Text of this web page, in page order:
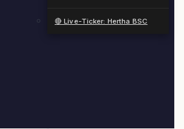
🔴 Live-Ticker: Hertha BSC